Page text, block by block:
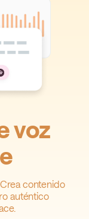
voz
contenido
auténtico